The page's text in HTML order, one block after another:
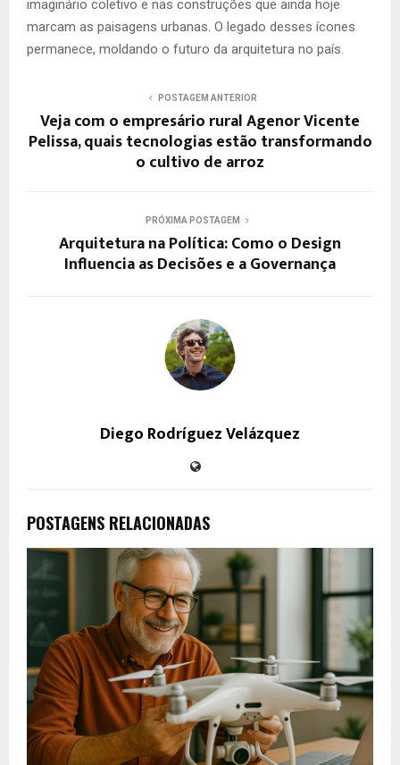
imaginário coletivo e nas construções que ainda hoje
marcam as paisagens urbanas. O legado desses ícones
permanece, moldando o futuro da arquitetura no país.
POSTAGEM ANTERIOR
Veja com o empresário rural Agenor Vicente
Pelissa, quais tecnologias estão transformando
o cultivo de arroz
PRÓXIMA POSTAGEM
Arquitetura na Política: Como o Design
Influencia as Decisões e a Governança
Diego Rodríguez Velázquez
POSTAGENS RELACIONADAS